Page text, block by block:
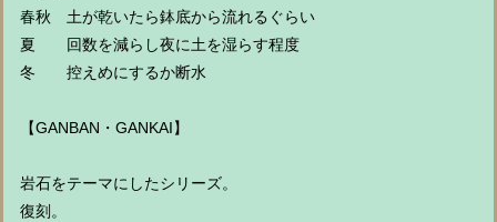
春秋 土が乾いたら鉢底から流れるぐらい
夏 回数を減らし夜に土を湿らす程度
冬 控えめにするか断水
【GANBAN・GANKAI】
岩石をテーマにしたシリーズ。
復刻。